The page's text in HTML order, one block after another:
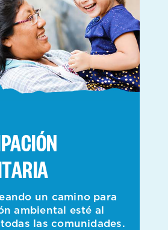
un camino para
ambiental esté al
las comunidades.